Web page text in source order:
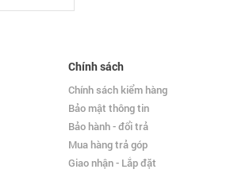
Chính sách
Chính sách kiểm hàng
Bảo mật thông tin
Bảo hành - đổi trả
Mua hàng trả góp
Giao nhận - Lắp đặt